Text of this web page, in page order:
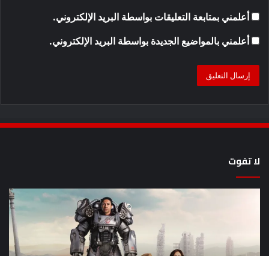
أعلمني بمتابعة التعليقات بواسطة البريد الإلكتروني.
أعلمني بالمواضيع الجديدة بواسطة البريد الإلكتروني.
لا تفوت
مذهلة